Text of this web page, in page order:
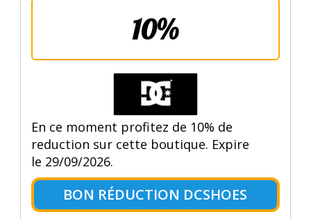
10%
En ce moment profitez de 10% de
reduction sur cette boutique. Expire
le 29/09/2026.
BON RÉDUCTION DCSHOES